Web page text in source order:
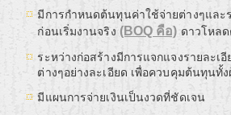
มีการกำหนดต้นทุนค่าใช้จ่ายต่างๆและ
ก่อนเริ่มงานจริง (BOQ คือ) ดาวโหล
ระหว่างก่อสร้างมีการแจกแจงรายละเ
ต่างๆอย่างละเอียด เพื่อควบคุมต้นทุนทั้
มีแผนการจ่ายเงินเป็นงวดที่ชัดเจน